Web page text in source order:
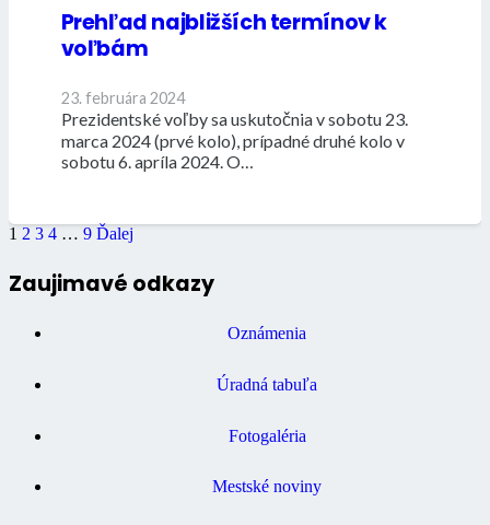
Prehľad najbližších termínov k
voľbám
23. februára 2024
Prezidentské voľby sa uskutočnia v sobotu 23.
marca 2024 (prvé kolo), prípadné druhé kolo v
sobotu 6. apríla 2024. O…
1 2 3 4 … 9 Ďalej
Zaujimavé odkazy
Oznámenia
Úradná tabuľa
Fotogaléria
Mestské noviny